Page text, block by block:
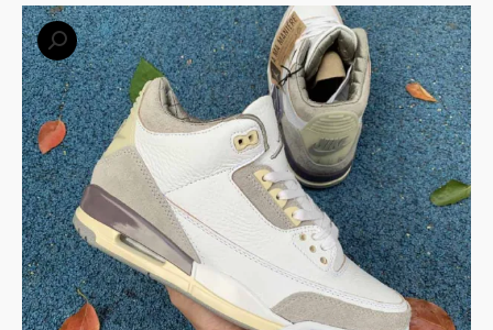
כמות
של
Jordan
3
Retro
A
Ma
Maniére